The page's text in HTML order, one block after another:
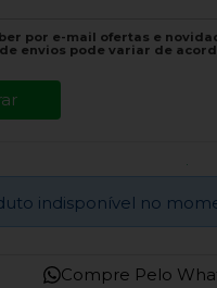
por e-mail ofertas e
envios pode variar de
indisponível no
Compre Pelo